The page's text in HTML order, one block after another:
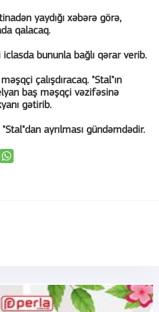
yaydığı xəbərə görə,
qalacaq.
bununla bağlı qərar verib.
çalışdıracaq. "Stal"ın
baş məşqçi vəzifəsinə
gətirib.
ayrılması gündəmdədir.